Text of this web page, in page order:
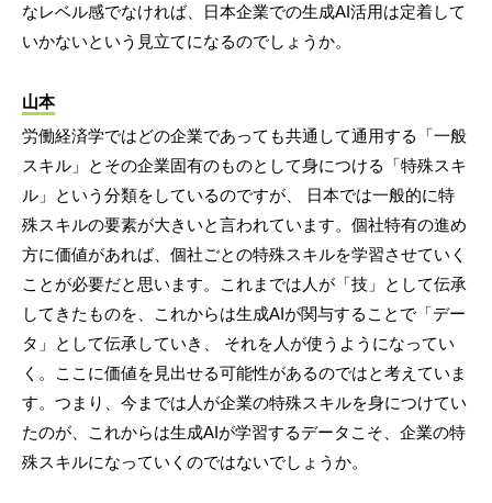
なレベル感でなければ、日本企業での生成AI活用は定着して
いかないという見立てになるのでしょうか。
山本
労働経済学ではどの企業であっても共通して通用する「一般
スキル」とその企業固有のものとして身につける「特殊スキ
ル」という分類をしているのですが、 日本では一般的に特
殊スキルの要素が大きいと言われています。個社特有の進め
方に価値があれば、個社ごとの特殊スキルを学習させていく
ことが必要だと思います。これまでは人が「技」として伝承
してきたものを、これからは生成AIが関与することで「デー
タ」として伝承していき、 それを人が使うようになってい
く。ここに価値を見出せる可能性があるのではと考えていま
す。つまり、今までは人が企業の特殊スキルを身につけてい
たのが、これからは生成AIが学習するデータこそ、企業の特
殊スキルになっていくのではないでしょうか。